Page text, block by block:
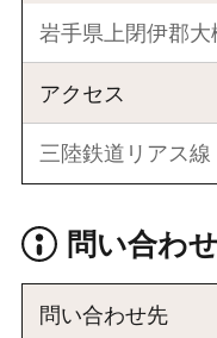
岩手県上閉伊郡大
アクセス
三陸鉄道リアス
問い合わ
問い合わせ先